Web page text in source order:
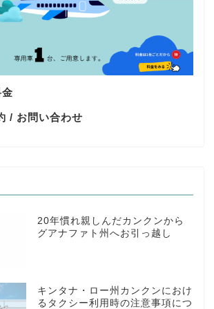
/ お問い合わせ
20年慣れ親しんだカンクンから
グアナファト州へお引っ越し
キンタナ・ロー州カンクンにおけ
るタクシー利用時の注意事項につ